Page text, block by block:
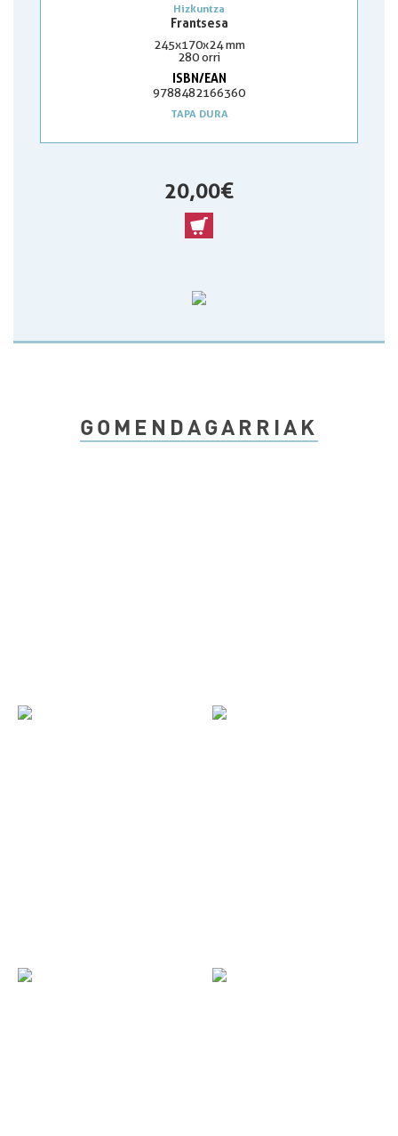
Hizkuntza
Frantsesa
245x170x24 mm
280 orri
ISBN/EAN
9788482166360
TAPA DURA
20,00 €
GOMENDAGARRIAK